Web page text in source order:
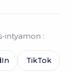
intyamon :
TikTok